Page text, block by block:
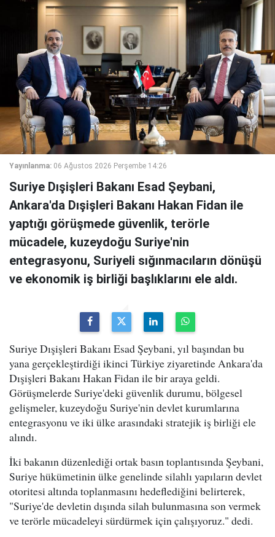
Yayınlanma: 06 Ağustos 2026 Perşembe 14:26
Suriye Dışişleri Bakanı Esad Şeybani,
Ankara'da Dışişleri Bakanı Hakan Fidan ile
yaptığı görüşmede güvenlik, terörle
mücadele, kuzeydoğu Suriye'nin
entegrasyonu, Suriyeli sığınmacıların dönüşü
ve ekonomik iş birliği başlıklarını ele aldı.
Suriye Dışişleri Bakanı Esad Şeybani, yıl başından bu
yana gerçekleştirdiği ikinci Türkiye ziyaretinde Ankara'da
Dışişleri Bakanı Hakan Fidan ile bir araya geldi.
Görüşmelerde Suriye'deki güvenlik durumu, bölgesel
gelişmeler, kuzeydoğu Suriye'nin devlet kurumlarına
entegrasyonu ve iki ülke arasındaki stratejik iş birliği ele
alındı.
İki bakanın düzenlediği ortak basın toplantısında Şeybani,
Suriye hükümetinin ülke genelinde silahlı yapıların devlet
otoritesi altında toplanmasını hedeflediğini belirterek,
"Suriye'de devletin dışında silah bulunmasına son vermek
ve terörle mücadeleyi sürdürmek için çalışıyoruz." dedi.